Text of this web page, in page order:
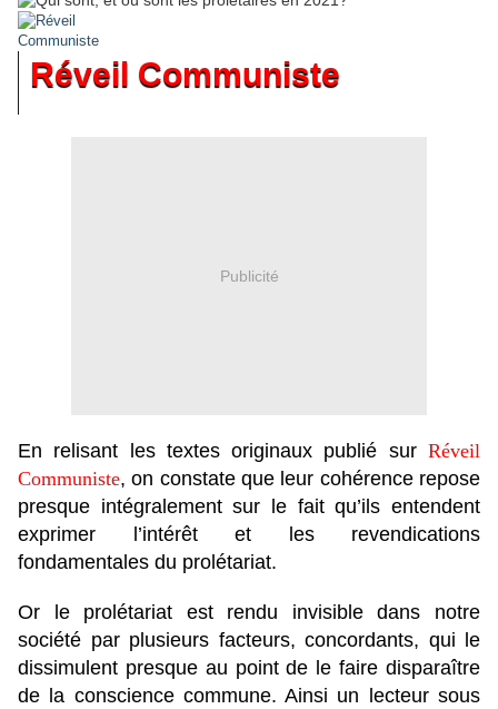
Réveil Communiste
Publicité
En relisant les textes originaux publié surRéveil
Communiste, on constate que leur cohérence repose
presque intégralement sur le fait qu’ils entendent
exprimer l’intérêt et les revendications
fondamentales du prolétariat.
Or le prolétariat est rendu invisible dans notre
société par plusieurs facteurs, concordants, qui le
dissimulent presque au point de le faire disparaître
de la conscience commune. Ainsi un lecteur sous